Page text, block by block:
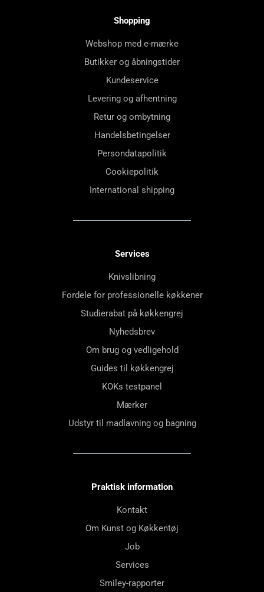
Shopping
Webshop med e-mærke
Butikker og åbningstider
Kundeservice
Levering og afhentning
Retur og ombytning
Handelsbetingelser
Persondatapolitik
Cookiepolitik
International shipping
Services
Knivslibning
Fordele for professionelle køkkener
Studierabat på køkkengrej
Nyhedsbrev
Om brug og vedligehold
Guides til køkkengrej
KOKs testpanel
Mærker
Udstyr til madlavning og bagning
Praktisk information
Kontakt
Om Kunst og Køkkentøj
Job
Services
Smiley-rapporter